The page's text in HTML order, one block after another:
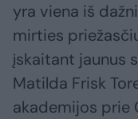
yra viena iš
mirties
įskaitant jaunus
Matilda Frisk
akademijos prie